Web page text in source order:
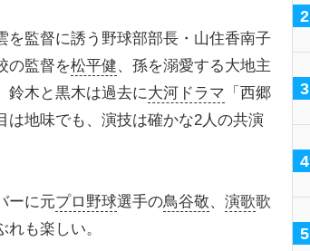
監督に誘う野球部部長・山住香南子
の監督を松平健、孫を溺愛する大地主
鈴木と黒木は過去に大河ドラマ 「西郷
は地味でも、演技は確かな2人の共演
ーに元プロ野球選手の鳥谷敬、 演歌歌
も楽しい。
2
3
4
5